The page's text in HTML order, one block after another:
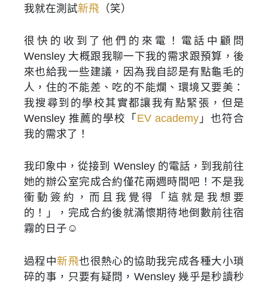
我就在測試新飛 （笑）
很快的收到了他們的來電！電話中顧問
Wensley 大概跟我聊一下我的需求跟預算，後
來也給我一些建議，因為我自認是有點龜毛的
人，住的不能差、吃的不能爛、環境又要美：
我搜尋到的學校其實都讓我有點緊張，但是
Wensley 推薦的學校「 EV academy 」也符合
我的需求了！
我印象中，從接到 Wensley 的電話，到我前往
她的辦公室完成合約僅花兩週時間吧！不是我
衝動簽約，而且我覺得「這就是我想要
的！」，完成合約後就滿懷期待地倒數前往宿
霧的日子☺️
過程中新飛也很熱心的協助我完成各種大小瑣
碎的事，只要有疑問，Wensley 幾乎是秒讀秒